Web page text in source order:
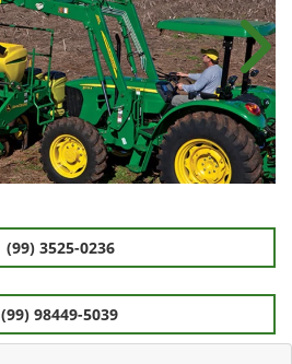
(99) 3525-0236
(99) 98449-5039